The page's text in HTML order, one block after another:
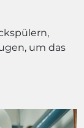
um das